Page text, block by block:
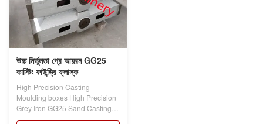
উচ্চ নির্ভুলতা গ্রে আয়রন GG25
কাস্টিং ফাউন্ড্রি ফ্লাস্ক
High Precision Casting
Moulding boxes High Precision
Grey Iron GG25 Sand Casting
Box For High...